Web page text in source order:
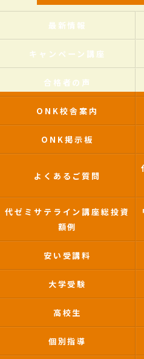
最新情報
キャンペーン講座
合格者の声
ONK校舎案内
ONK掲示板
よくあるご質問
代ゼミサテライン講座総投資
額例
安い受講料
大学受験
高校生
個別指導